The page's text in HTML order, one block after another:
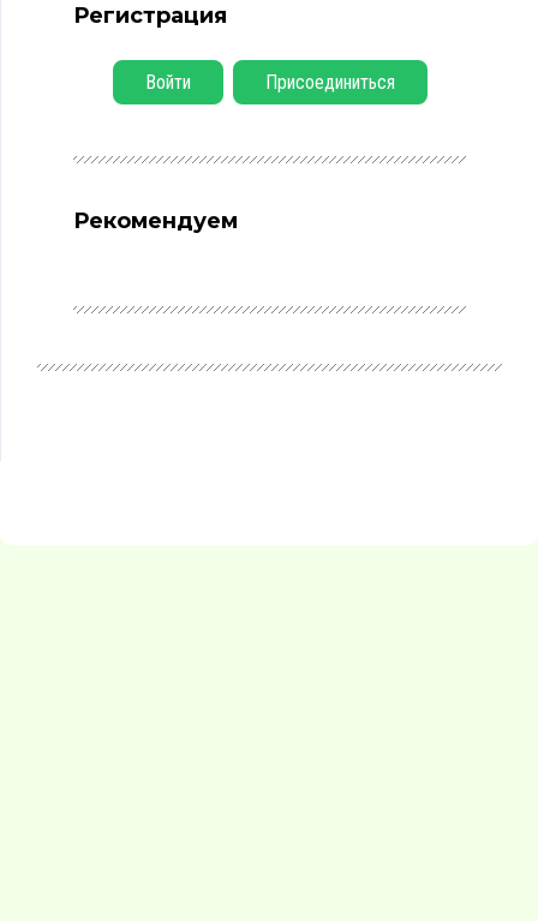
Регистрация
Войти Присоединиться
Рекомендуем